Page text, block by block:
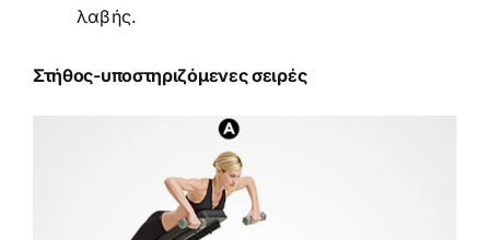
λαβής.
Στήθος-υποστηριζόμενες σειρές